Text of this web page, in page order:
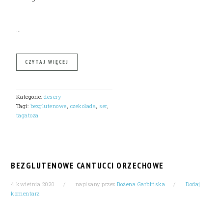
…
CZYTAJ WIĘCEJ
Kategorie:desery
Tagi: bezglutenowe, czekolada, ser,
tagatoza
BEZGLUTENOWE CANTUCCI ORZECHOWE
4 kwietnia 2020 napisany przezBożena Garbińska
Dodaj
komentarz